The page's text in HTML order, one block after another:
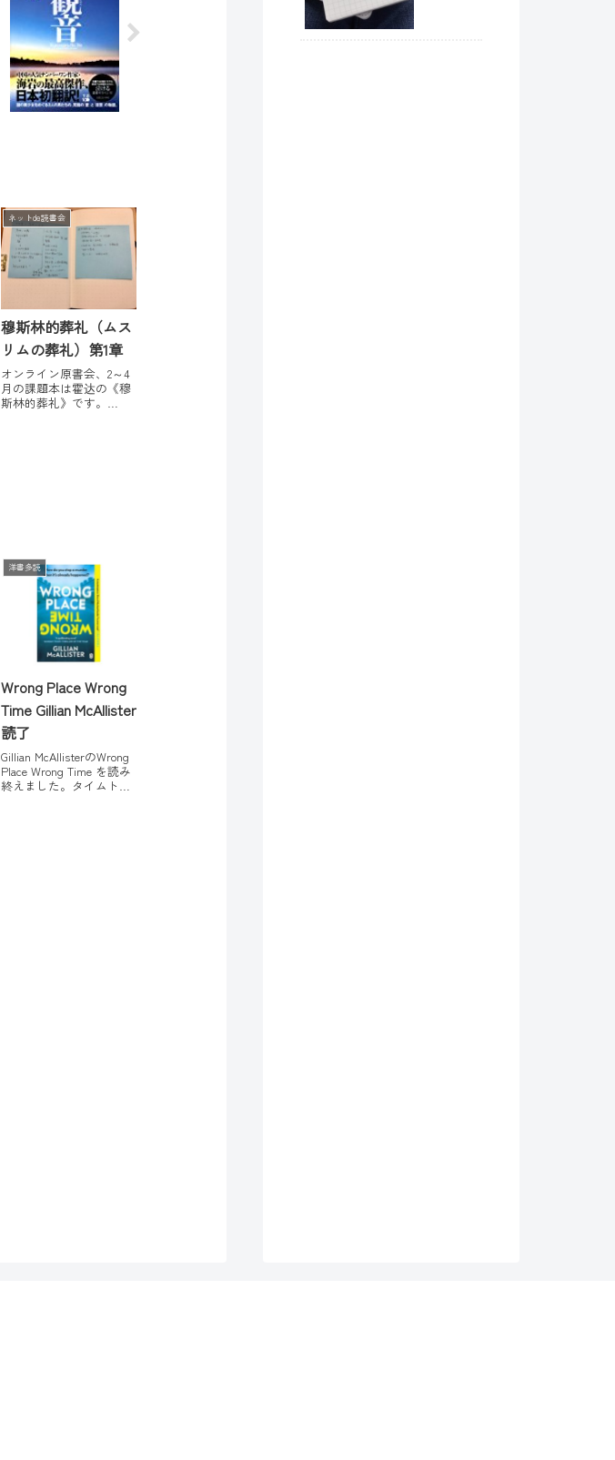
ネットde読書会
穆斯林的葬礼（ムス
リムの葬礼）第1章
オンライン原書会、2～4
月の課題本は霍达の《穆
斯林的葬礼》です。
洋書多読
Wrong Place Wrong
Time Gillian McAllister
読了
Gillian McAllisterのWrong
Place Wrong Time を読み
終えました。タイムトラ